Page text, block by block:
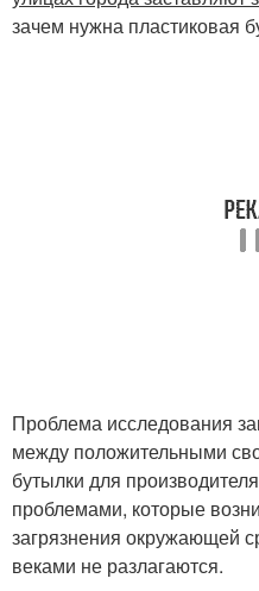
зачем нужна пластиковая
Проблема исследования
между положительными
бутылки для
проблемами, которые
загрязнения окружающей
веками не разлагаются.